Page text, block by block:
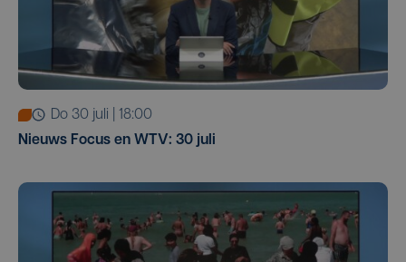
do 30 juli | 18:00
Nieuws Focus en WTV: 30 juli